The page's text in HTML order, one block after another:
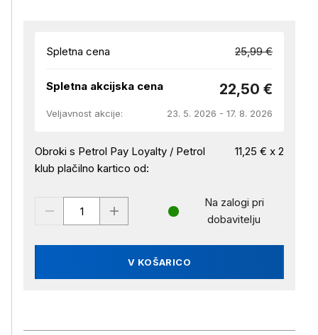
Spletna cena 25,99 €
Spletna akcijska cena 22,50 €
Veljavnost akcije: 23. 5. 2026 - 17. 8. 2026
Obroki s Petrol Pay Loyalty / Petrol
klub plačilno kartico od:
11,25 € x 2
V KOŠARICO
Na zalogi pri
dobavitelju